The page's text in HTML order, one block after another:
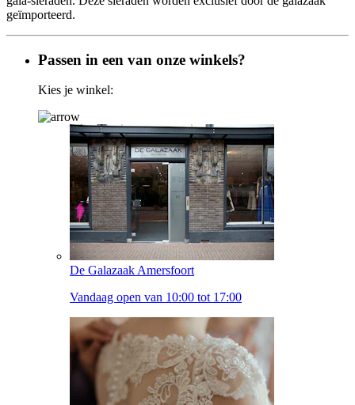
geïmporteerd.
Passen in een van onze winkels?
Kies je winkel:
De Galazaak Amersfoort
Vandaag open van 10:00 tot 17:00